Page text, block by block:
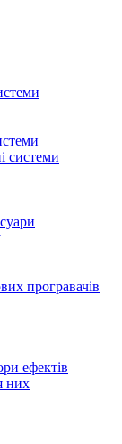
системи
програвачів
ефектів
них